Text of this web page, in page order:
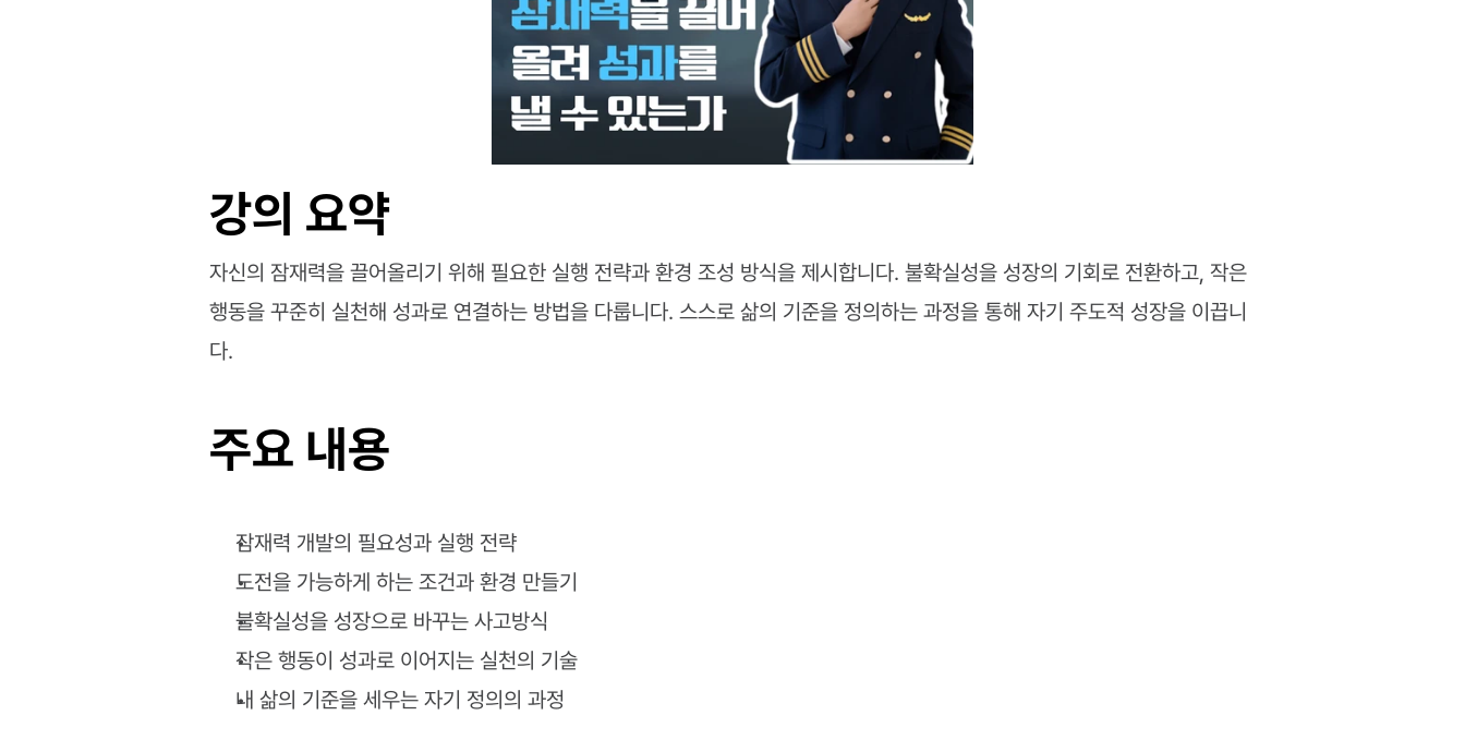
강의 요약
자신의 잠재력을 끌어올리기 위해 필요한 실행 전략과 환경 조성 방식을 제시합니다. 불확실성을 성장의 기회로 전환하고, 작은
행동을 꾸준히 실천해 성과로 연결하는 방법을 다룹니다. 스스로 삶의 기준을 정의하는 과정을 통해 자기 주도적 성장을 이끕니
다.
주요 내용
잠재력 개발의 필요성과 실행 전략
도전을 가능하게 하는 조건과 환경 만들기
불확실성을 성장으로 바꾸는 사고방식
작은 행동이 성과로 이어지는 실천의 기술
내 삶의 기준을 세우는 자기 정의의 과정